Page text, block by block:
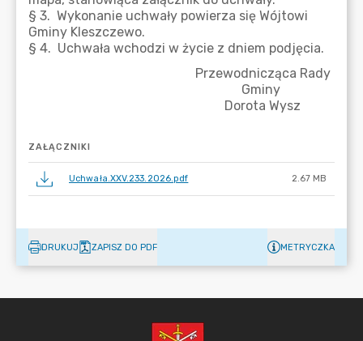
ZAŁĄCZNIKI
Uchwała.XXV.233.2026.pdf 2.67 MB
DRUKUJ ZAPISZ DO PDF METRYCZKA